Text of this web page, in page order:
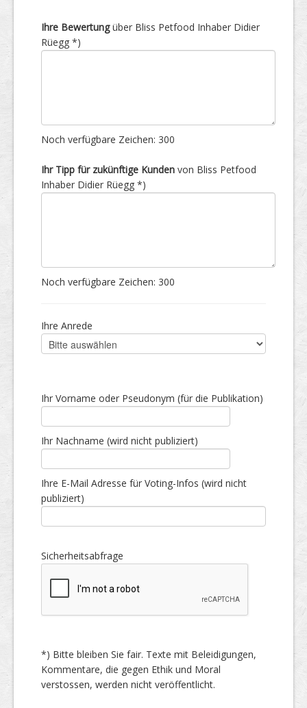
Ihre Bewertungüber Bliss Petfood Inhaber Didier
Rüegg *)
Noch verfügbare Zeichen: 300
Ihr Tipp für zukünftige Kunden von Bliss Petfood
Inhaber Didier Rüegg *)
Noch verfügbare Zeichen: 300
Ihre Anrede
Ihr Vorname oder Pseudonym (für die Publikation)
Ihr Nachname (wird nicht publiziert)
Ihre E-Mail Adresse für Voting-Infos (wird nicht
publiziert)
Sicherheitsabfrage
*) Bitte bleiben Sie fair. Texte mit Beleidigungen,
Kommentare, die gegen Ethik und Moral
verstossen, werden nicht veröffentlicht.